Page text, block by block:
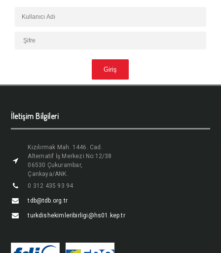
İletişim Bilgileri
Kızılırmak Mah. 1446. Cad.
Alternatif İş Merkezi No:12/38
06530 Çukurambar,
Çankaya/ANK.
0 312 435 93 94
tdb@tdb.org.tr
turkdishekimleribirligi@hs01.kep.tr